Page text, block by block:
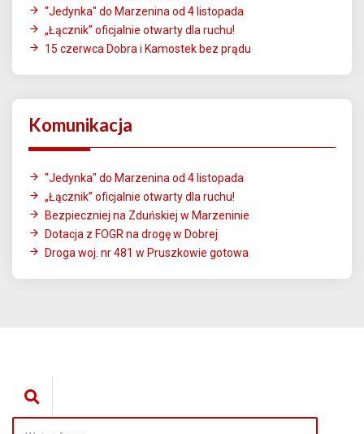
"Jedynka" do Marzenina od 4 listopada
„Łącznik” oficjalnie otwarty dla ruchu!
15 czerwca Dobra i Kamostek bez prądu
Komunikacja
"Jedynka" do Marzenina od 4 listopada
„Łącznik” oficjalnie otwarty dla ruchu!
Bezpieczniej na Zduńskiej w Marzeninie
Dotacja z FOGR na drogę w Dobrej
Droga woj. nr 481 w Pruszkowie gotowa